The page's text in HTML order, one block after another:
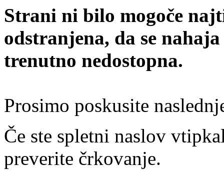
Strani ni bilo mogoče
odstranjena, da se
trenutno nedostopna.
Prosimo poskusite
Če ste spletni naslov
preverite črkovanje.